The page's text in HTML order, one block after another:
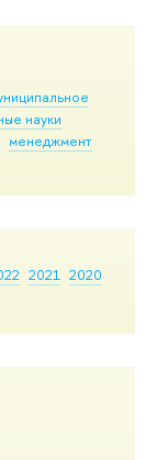
науки
менеджмент
2021 2020